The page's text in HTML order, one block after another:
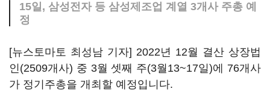
15일, 삼성전자 등 삼성제조업 계열 3개사 주총 예
정
[뉴스토마토 최성남 기자] 2022년 12월 결산 상장법
인(2509개사) 중 3월 셋째 주(3월13~17일)에 76개사
가 정기주총을 개최할 예정입니다.